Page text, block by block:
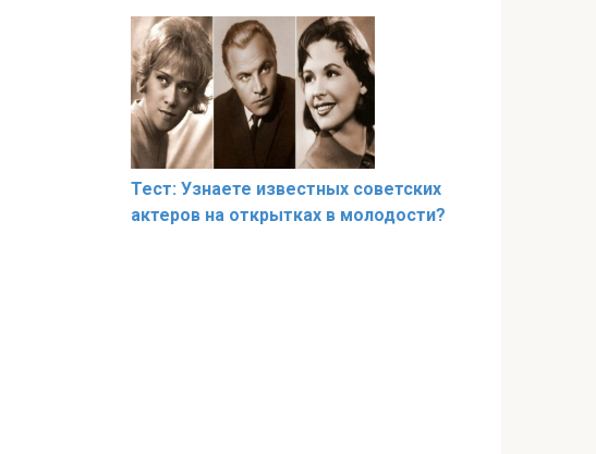
Тест: Узнаете известных советских
актеров на открытках в молодости?